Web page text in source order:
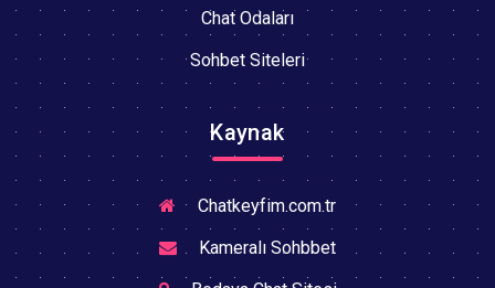
Chat Odaları
Sohbet Siteleri
Kaynak
Chatkeyfim.com.tr
Kameralı Sohbbet